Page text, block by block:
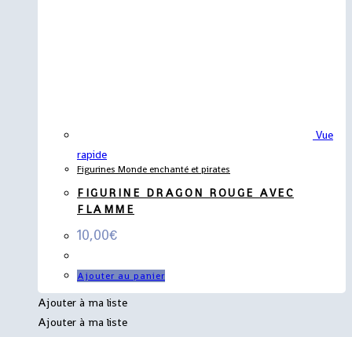
Vue
rapide
Figurines Monde enchanté et pirates
FIGURINE DRAGON ROUGE AVEC
FLAMME
10,00€
Ajouter au panier
Ajouter à ma liste
Ajouter à ma liste